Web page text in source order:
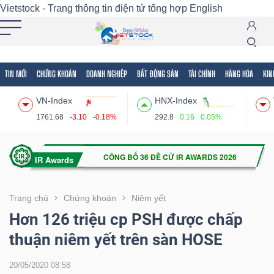
Vietstock - Trang thông tin điện tử tổng hợp English
TIN MỚI CHỨNG KHOÁN DOANH NGHIỆP BẤT ĐỘNG SẢN TÀI CHÍNH HÀNG HÓA
VN-Index
1761.68 -3.10 -0.18%
HNX-Index
292.8 0.16 0.05%
Trang chủ Chứng khoán Niêm yết
Hơn 126 triệu cp PSH được chấp
thuận niêm yết trên sàn HOSE
20/05/2020 08:58
Tất cả Tính năng Ngành Mã chứng khoán
Tính
(-)
VIETSTOCK
CHỨNG